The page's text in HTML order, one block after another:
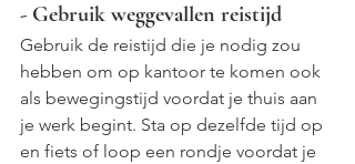
- Gebruik weggevallen reistijd
Gebruik de reistijd die je nodig zou
hebben om op kantoor te komen ook
als bewegingstijd voordat je thuis aan
je werk begint. Sta op dezelfde tijd op
en fiets of loop een rondje voordat je